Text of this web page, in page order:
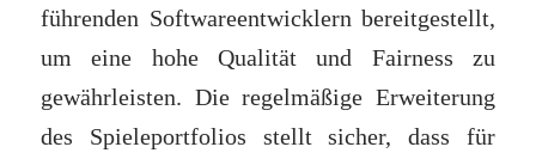
führenden Softwareentwicklern bereitgestellt,
um eine hohe Qualität und Fairness zu
gewährleisten. Die regelmäßige Erweiterung
des Spieleportfolios stellt sicher, dass für